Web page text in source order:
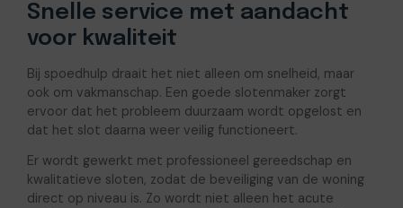
Snelle service met aandacht
voor kwaliteit
Bij spoedhulp draait het niet alleen om snelheid, maar
ook om vakmanschap. Een goede slotenmaker zorgt
ervoor dat het probleem duurzaam wordt opgelost en
dat het slot daarna weer veilig functioneert.
Er wordt gewerkt met professioneel gereedschap en
kwalitatieve sloten, zodat de beveiliging van de woning
direct op niveau is. Zo wordt niet alleen het acute